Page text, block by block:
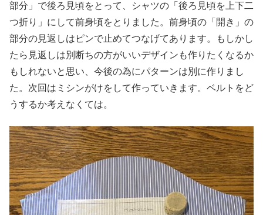
部分」で後ろ見頃をとって、シャツの「後ろ見頃を上下二
つ折り」にして前身頃をとりました。前身頃の「開き」の
部分の見返しはピンで止めてつなげてあります。もしかし
たら見返しは別断ちの方がいいデザインも作りたくなるか
もしれないと思い、今後の為にパターンは別に作りまし
た。次回はミシンがけをして作っていきます。ベルトをど
うするか考えなくては。